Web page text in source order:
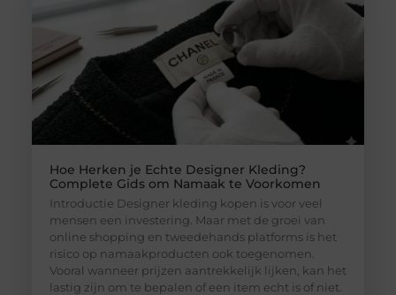
Hoe Herken je Echte Designer Kleding?
Complete Gids om Namaak te Voorkomen
Introductie Designer kleding kopen is voor veel
mensen een investering. Maar met de groei van
online shopping en tweedehands platforms is het
risico op namaakproducten ook toegenomen.
Vooral wanneer prijzen aantrekkelijk lijken, kan het
lastig zijn om te bepalen of een item echt is of niet.